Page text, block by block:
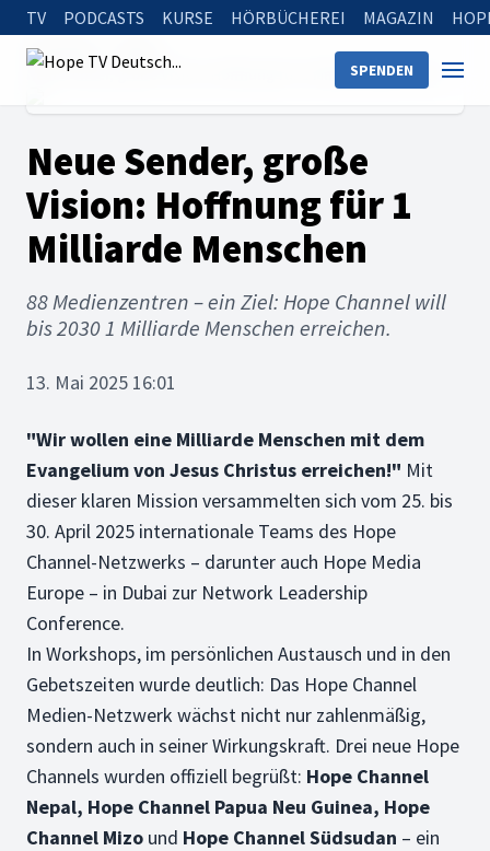
TV PODCASTS KURSE HÖRBÜCHEREI MAGAZIN
SPENDEN
Startseite
Neue Sender, große Vision: Hoffnung für 1 Milliarde Menschen
Neue Sender, große
Vision: Hoffnung für 1
Milliarde Menschen
88 Medienzentren – ein Ziel: Hope Channel will
bis 2030 1 Milliarde Menschen erreichen.
13. Mai 2025 16:01
"Wir wollen eine Milliarde Menschen mit dem
Evangelium von Jesus Christus erreichen!" Mit
dieser klaren Mission versammelten sich vom 25. bis
30. April 2025 internationale Teams des Hope
Channel-Netzwerks – darunter auch Hope Media
Europe – in Dubai zur Network Leadership
Conference.
In Workshops, im persönlichen Austausch und in den
Gebetszeiten wurde deutlich: Das Hope Channel
Medien-Netzwerk wächst nicht nur zahlenmäßig,
sondern auch in seiner Wirkungskraft. Drei neue Hope
Channels wurden offiziell begrüßt: Hope Channel
Nepal, Hope Channel Papua Neu Guinea, Hope
Channel Mizo und Hope Channel Südsudan – ein